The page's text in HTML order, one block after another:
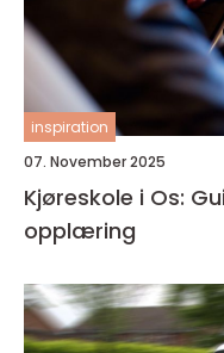
inspiration
07. November 2025
Kjøreskole i Os:
opplæring